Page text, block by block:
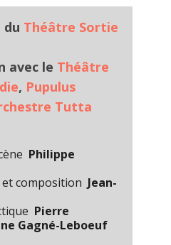
du Théâtre Sortie
avec le Théâtre
, Pupulus
Tutta
Philippe
composition Jean-
Pierre
Gagné-Leboeuf